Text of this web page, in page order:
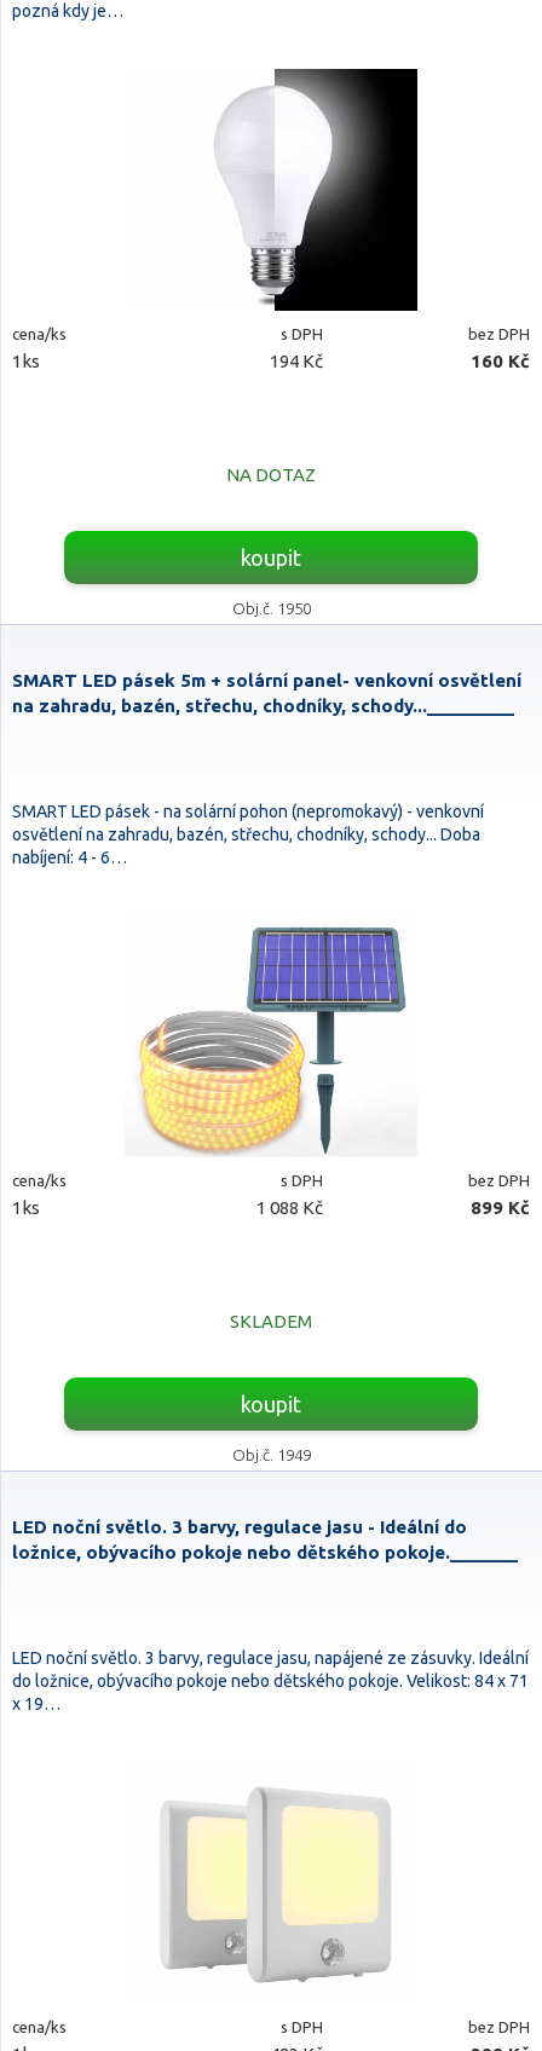
pozná kdy je…
cena/ks s DPH bez DPH
1ks 194 Kč 160 Kč
NA DOTAZ
koupit
Obj.č. 1950
SMART LED pásek 5m + solární panel- venkovní osvětlení
na zahradu, bazén, střechu, chodníky, schody..._________
SMART LED pásek - na solární pohon (nepromokavý) - venkovní
osvětlení na zahradu, bazén, střechu, chodníky, schody... Doba
nabíjení: 4 - 6…
cena/ks s DPH bez DPH
1ks 1 088 Kč 899 Kč
SKLADEM
koupit
Obj.č. 1949
LED noční světlo. 3 barvy, regulace jasu - Ideální do
ložnice, obývacího pokoje nebo dětského pokoje._______
LED noční světlo. 3 barvy, regulace jasu, napájené ze zásuvky. Ideální
do ložnice, obývacího pokoje nebo dětského pokoje. Velikost: 84 x 71
x 19…
cena/ks s DPH bez DPH